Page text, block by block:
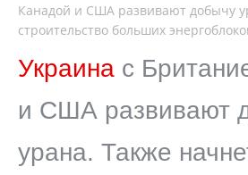
Канадой и США развивают добычу
строительство больших
Украина с
и США развивают
урана. Также